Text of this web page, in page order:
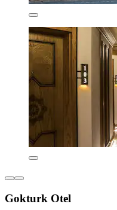
Gokturk Otel